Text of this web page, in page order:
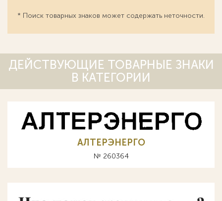
* Поиск товарных знаков может содержать неточности.
ДЕЙСТВУЮЩИЕ ТОВАРНЫЕ ЗНАКИ
В КАТЕГОРИИ
АЛТЕРЭНЕРГО
№ 260364